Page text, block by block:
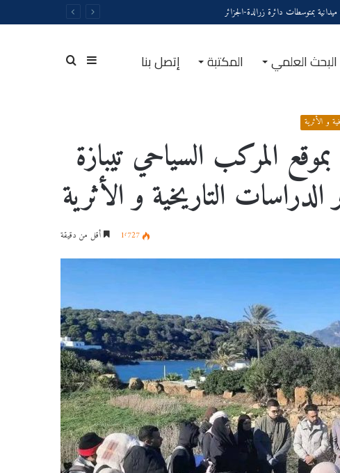
بمتوسطات دائرة زرالدة-الجزائر
البحث العلمي المكتبة إتصل بنا
و الأثرية
المركب السياحي تيبازة
التاريخية و الأثرية
1٬727 أقل من دقيقة